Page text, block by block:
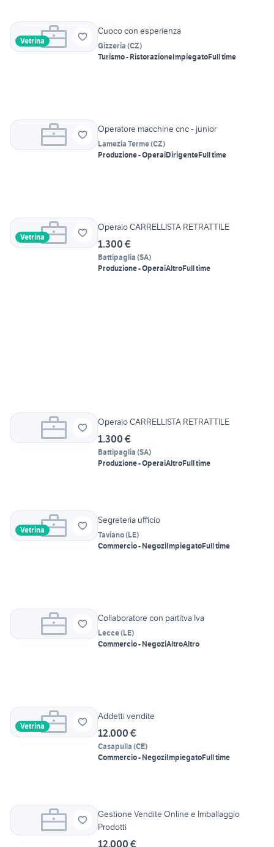
Vetrina
Cuoco con esperienza
Gizzeria (CZ)
Turismo - RistorazioneImpiegatoFull time
Operatore macchine cnc - junior
Lamezia Terme(CZ)
Produzione - OperaiDirigenteFull time
Vetrina
Operaio CARRELLISTA RETRATTILE
1.300 €
Battipaglia (SA)
Produzione - OperaiAltroFull time
Operaio CARRELLISTA RETRATTILE
1.300 €
Battipaglia (SA)
Produzione - OperaiAltroFull time
Vetrina
Segreteria ufficio
Taviano(LE)
Commercio - NegoziImpiegatoFull time
Collaboratore con partitva Iva
Lecce(LE)
Commercio - NegoziAltroAltro
Vetrina
Addetti vendite
12.000 €
Casapulla (CE)
Commercio - NegoziImpiegatoFull time
Gestione Vendite Online e Imballaggio
Prodotti
12.000 €